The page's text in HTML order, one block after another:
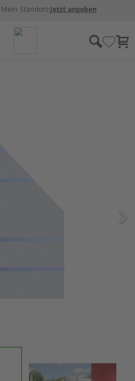
Mein Standort:Jetzt angeben